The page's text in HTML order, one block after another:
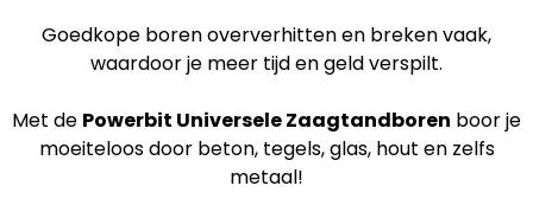
Goedkope boren oververhitten en breken vaak,
waardoor je meer tijd en geld verspilt.
Met de Powerbit Universele Zaagtandboren boor je
moeiteloos door beton, tegels, glas, hout en zelfs
metaal!